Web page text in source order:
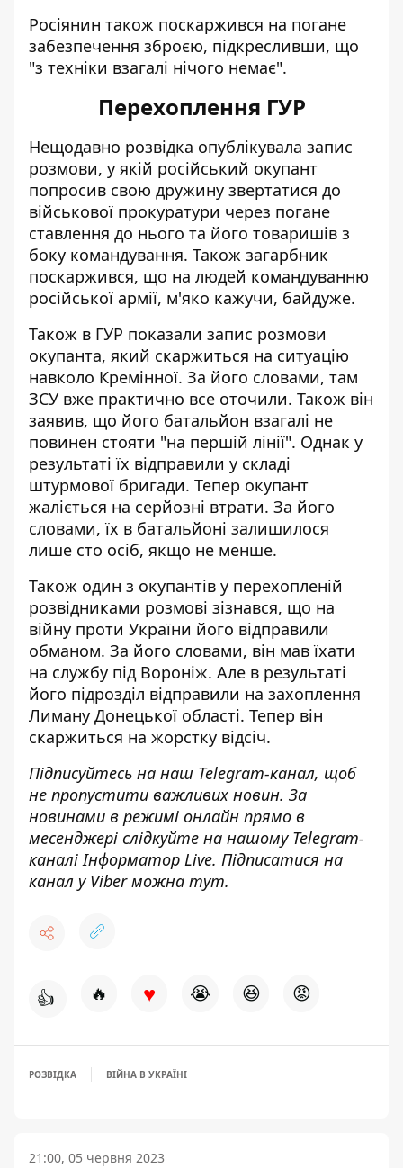
Росіянин також поскаржився на погане
забезпечення зброєю, підкресливши, що
"з техніки взагалі нічого немає".
Перехоплення ГУР
Нещодавно розвідка опублікувала запис
розмови, у якій російський окупант
попросив свою дружину звертатися до
військової прокуратури через погане
ставлення до нього та його товаришів з
боку командування. Також загарбник
поскаржився, що на людей командуванню
російської армії, м'яко кажучи, байдуже.
Також в ГУР показали запис розмови
окупанта, який скаржиться на ситуацію
навколо Кремінної. За його словами, там
ЗСУ вже практично все оточили. Також він
заявив, що його батальйон взагалі не
повинен стояти "на першій лінії". Однак у
результаті їх відправили у складі
штурмової бригади. Тепер окупант
жаліється на серйозні втрати. За його
словами, їх в батальйоні залишилося
лише сто осіб, якщо не менше.
Також один з окупантів у перехопленій
розвідниками розмові зізнався, що на
війну проти України його відправили
обманом. За його словами, він мав їхати
на службу під Вороніж. Але в результаті
його підрозділ відправили на захоплення
Лиману Донецької області. Тепер він
скаржиться на жорстку відсіч.
Підписуйтесь на наш Telegram-канал, щоб
не пропустити важливих новин. За
новинами в режимі онлайн прямо в
месенджері слідкуйте на нашому Telegram-
каналіІнформатор Live. Підписатися на
канал у Viber можна тут.
👍 🔥 ♥ 😭 😆 😡
РОЗВІДКА ВІЙНА В УКРАЇНІ
21:00, 05 червня 2023